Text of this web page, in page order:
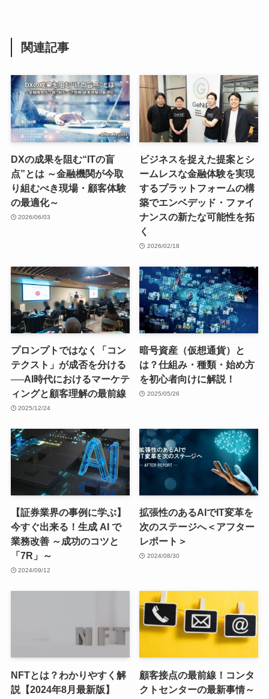
関連記事
DXの成果を阻む“ITの盲
点”とは ～金融機関が今取
り組むべき現場・顧客体験
の最適化～
2026/06/03
ビジネスを捉えた提案とシ
ームレスな金融体験を実現
するプラットフォームの構
築でエンベデッド・ファイ
ナンスの新たな可能性を拓
く
2026/02/18
プロンプトではなく「コン
テクスト」が成否を分ける
──AI時代におけるマーケテ
ィングと顧客理解の最前線
2025/12/24
暗号資産（仮想通貨）と
は？仕組み・種類・始め方
を初心者向けに解説！
2025/05/26
【証券業界の事例に学ぶ】
今すぐ出来る！生成 AI で
業務改善 ～成功のコツと
「7R」～
2024/09/12
拡張性のあるAIでIT変革を
次のステージへ＜アフター
レポート＞
2024/08/30
NFTとは？わかりやすく解
説【2024年8月最新版】
顧客接点の最前線！コンタ
クトセンターの最新事情～